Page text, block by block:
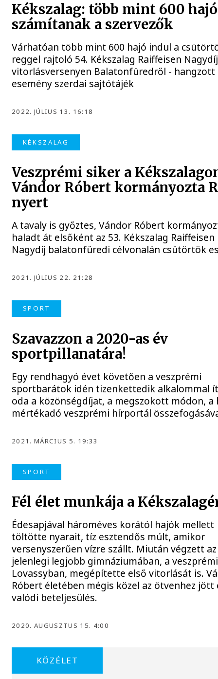
Kékszalag: több mint 600
számítanak a szervezők
Várhatóan több mint 600 hajó indul a
reggel rajtoló 54. Kékszalag Raiffeisen Nagydíj
vitorlásversenyen Balatonfüredről - hangzott
esemény szerdai sajtótájék
2022. JÚLIUS 13. 16:18
KÉKSZALAG
Veszprémi siker a
Vándor Róbert kormányozta
nyert
A tavaly is győztes, Vándor Róbert
haladt át elsőként az 53. Kékszalag Raiffeisen
Nagydíj balatonfüredi célvonalán csütörtök
2021. JÚLIUS 22. 21:28
SPORT
Szavazzon a 2020-as év
sportpillanatára!
Egy rendhagyó évet követően a veszprémi
sportbarátok idén tizenkettedik alkalommal
oda a közönségdíjat, a megszokott módon, a
mértékadó veszprémi hírportál
2021. MÁRCIUS 5. 19:33
SPORT
Fél élet munkája a
Édesapjával hároméves korától hajók mellett
töltötte nyarait, tíz esztendős múlt, amikor
versenyszerűen vízre szállt. Miután végzett
jelenlegi legjobb gimnáziumában, a veszprémi
Lovassyban, megépítette első vitorlását is.
Róbert életében mégis közel az ötvenhez jött
valódi beteljesülés.
2020. AUGUSZTUS 15. 4:00
KÖZÉLET